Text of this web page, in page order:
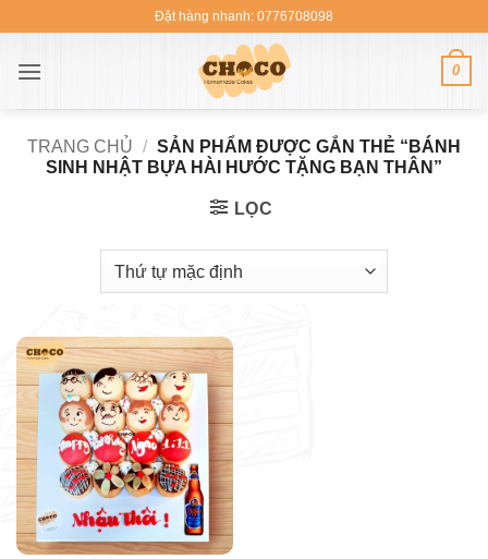
nội
Đặt hàng nhanh: 0776708098
0
TRANG CHỦ / SẢN PHẨM ĐƯỢC GẮN THẺ “BÁNH
SINH NHẬT BỰA HÀI HƯỚC TẶNG BẠN THÂN”
LỌC